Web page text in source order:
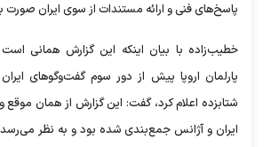
پاسخ‌های فنی و ارائه مستندات از سوی ایران صورت
خطیب‌زاده با بیان اینکه این گزارش همانی
پارلمان اروپا پیش از دور سوم گفت‌وگوهای
شتابزده اعلام کرد، گفت:‌ این گزارش از همان
ایران و آژانس جمع‌بندی شده بود و به نظر می‌رسد